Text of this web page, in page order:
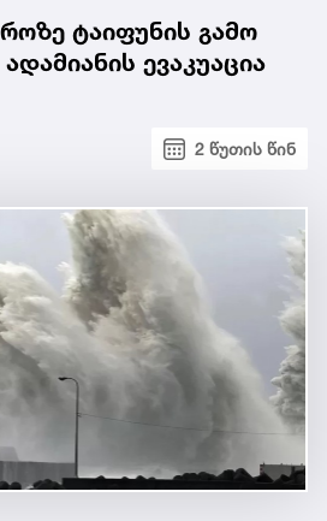
ტაიფუნის გამო
ევაკუაცია
2 წუთის წინ